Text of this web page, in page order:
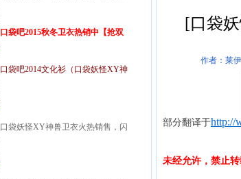
口袋吧2015秋冬卫衣热销中【抢双
口袋吧2014文化衫（口袋妖怪XY神
口袋妖怪XY神兽卫衣火热销售，闪
[口袋
作者：莱
部分翻译于http://
未经允许，禁止